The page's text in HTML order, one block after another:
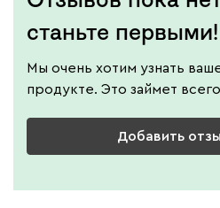
станьте первыми!
Мы очень хотим узнать
продукте. Это займет
Добавить